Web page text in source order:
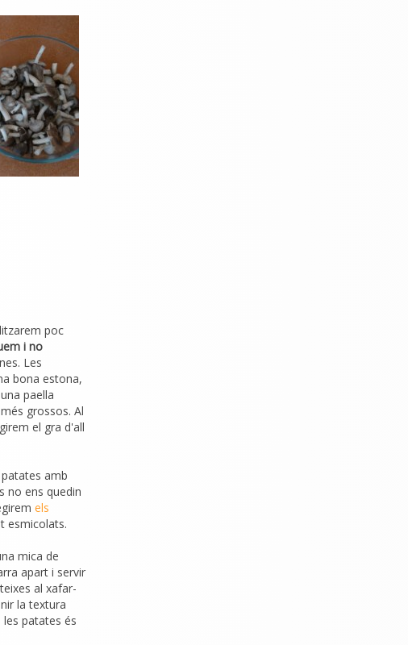
poc
i no
Les
bona estona,
paella
grossos. Al
el gra d'all
amb
no ens quedin
els
esmicolats.
mica de
apart i servir
al xafar-
la textura
les patates és